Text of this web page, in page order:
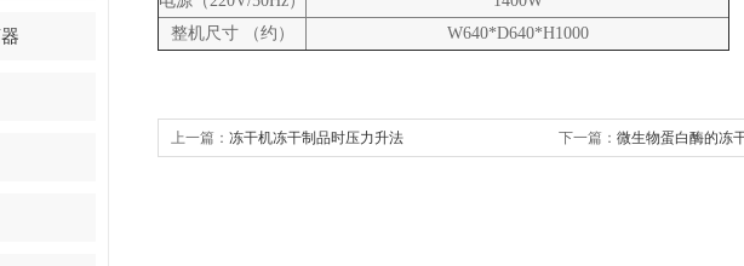
整机尺寸
（约） W640*D640*H1000
上一篇： 冻干机冻干制品时压力升法 下一篇： 微生物蛋白酶的冻